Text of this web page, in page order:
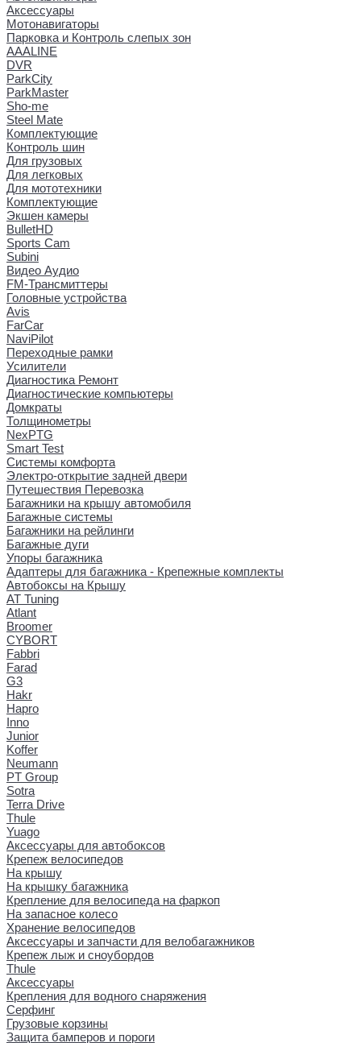
Аксессуары
Мотонавигаторы
Парковка и Контроль слепых зон
AAALINE
DVR
ParkCity
ParkMaster
Sho-me
Steel Mate
Комплектующие
Контроль шин
Для грузовых
Для легковых
Для мототехники
Комплектующие
Экшен камеры
BulletHD
Sports Cam
Subini
Видео Аудио
FM-Трансмиттеры
Головные устройства
Avis
FarCar
NaviPilot
Переходные рамки
Усилители
Диагностика Ремонт
Диагностические компьютеры
Домкраты
Толщинометры
NexPTG
Smart Test
Системы комфорта
Электро-открытие задней двери
Путешествия Перевозка
Багажники на крышу автомобиля
Багажные системы
Багажники на рейлинги
Багажные дуги
Упоры багажника
Адаптеры для багажника - Крепежные комплекты
Автобоксы на Крышу
AT Tuning
Atlant
Broomer
CYBORT
Fabbri
Farad
G3
Hakr
Hapro
Inno
Junior
Koffer
Neumann
PT Group
Sotra
Terra Drive
Thule
Yuago
Аксессуары для автобоксов
Крепеж велосипедов
На крышу
На крышку багажника
Крепление для велосипеда на фаркоп
На запасное колесо
Хранение велосипедов
Аксессуары и запчасти для велобагажников
Крепеж лыж и сноубордов
Thule
Аксессуары
Крепления для водного снаряжения
Серфинг
Грузовые корзины
Защита бамперов и пороги